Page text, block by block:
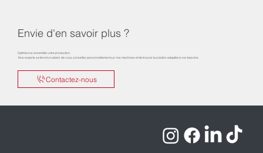
Envie d'en savoir plus ?
Optimisons ensemble votre production.
Nos experts se feront un plaisir de vous conseiller personnellement sur nos machines et de trouver la solution adaptée à vos besoins.
Contactez-nous